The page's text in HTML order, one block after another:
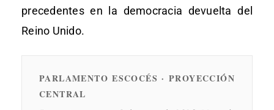
precedentes en la democracia devuelta del
Reino Unido.
PARLAMENTO ESCOCÉS · PROYECCIÓN
CENTRAL